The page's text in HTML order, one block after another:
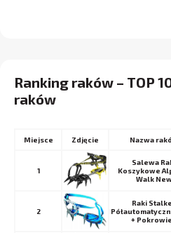
Ranking raków – TOP
raków
Miejsce Nazwa
1
Salewa
Koszykowe
Walk
2
Raki
+